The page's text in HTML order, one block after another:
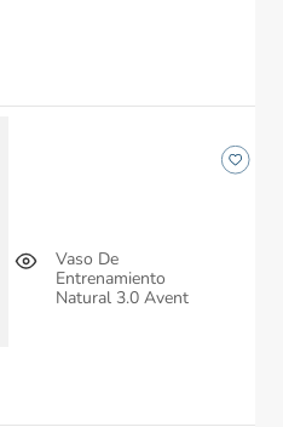
Vaso De
Entrenamiento
Natural 3.0 Avent